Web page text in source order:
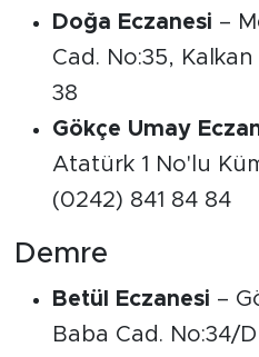
Doğa Eczanesi –
Cad. No:35, Kalkan
38
Gökçe Umay
Atatürk 1 No'lu
(0242) 841 84 84
Demre
Betül Eczanesi –
Baba Cad. No:34/